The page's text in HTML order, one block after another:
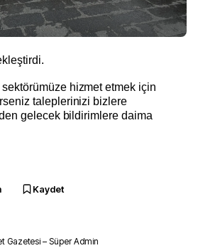
hizmet etmek için
taleplerinizi bizlere
gelecek bildirimlere daima
Kaydet
Gazetesi – Süper Admin